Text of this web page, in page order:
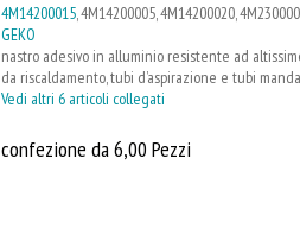
4M14200015, 4M14200005, 4M14200020,
GEKO
nastro adesivo in alluminio resistente ad
da riscaldamento, tubi d’aspirazione e tubi
Vedi altri 6 articoli collegati
confezione da 6,00 Pezzi